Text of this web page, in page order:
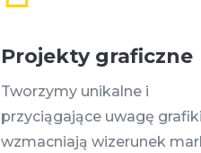
Projekty graficzne
Tworzymy unikalne i
przyciągające uwagę
wzmacniają wizerunek